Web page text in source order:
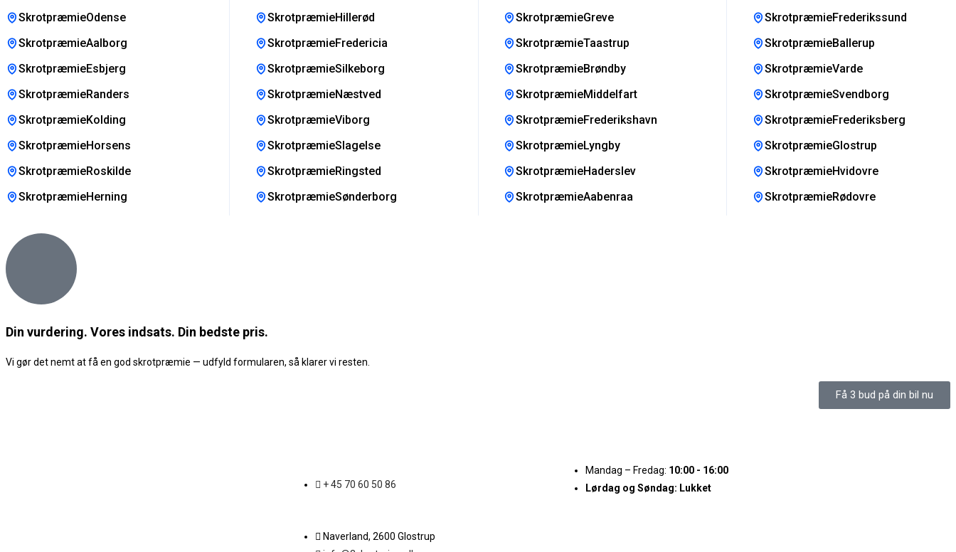
SkrotpræmieOdense
SkrotpræmieAalborg
SkrotpræmieEsbjerg
SkrotpræmieRanders
SkrotpræmieKolding
SkrotpræmieHorsens
SkrotpræmieRoskilde
SkrotpræmieHerning
SkrotpræmieHillerød
SkrotpræmieFredericia
SkrotpræmieSilkeborg
SkrotpræmieNæstved
SkrotpræmieViborg
SkrotpræmieSlagelse
SkrotpræmieRingsted
SkrotpræmieSønderborg
SkrotpræmieGreve
SkrotpræmieTaastrup
SkrotpræmieBrøndby
SkrotpræmieMiddelfart
SkrotpræmieFrederikshavn
SkrotpræmieLyngby
SkrotpræmieHaderslev
SkrotpræmieAabenraa
SkrotpræmieFrederikssund
SkrotpræmieBallerup
SkrotpræmieVarde
SkrotpræmieSvendborg
SkrotpræmieFrederiksberg
SkrotpræmieGlostrup
SkrotpræmieHvidovre
SkrotpræmieRødovre
Din vurdering. Vores indsats. Din bedste pris.
Vi gør det nemt at få en god skrotpræmie — udfyld formularen, så klarer vi resten.
Få 3 bud på din bil nu
+ 45 70 60 50 86
Naverland, 2600 Glostrup
Mandag – Fredag: 10:00 - 16:00
Lørdag og Søndag: Lukket